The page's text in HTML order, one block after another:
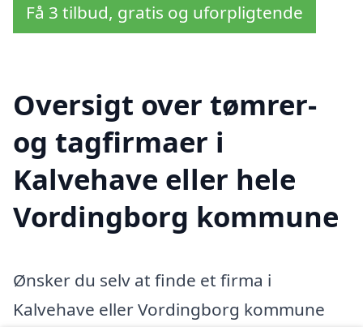
Få 3 tilbud, gratis og uforpligtende
Oversigt over tømrer-
og tagfirmaer i
Kalvehave eller hele
Vordingborg kommune
Ønsker du selv at finde et firma i
Kalvehave eller Vordingborg kommune